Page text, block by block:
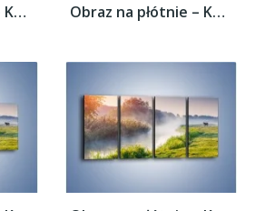
Obraz na płótnie – Koń o poranku –... Obraz na płótnie – Koń o poranku –...